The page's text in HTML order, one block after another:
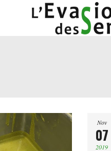
Nov
07
2019